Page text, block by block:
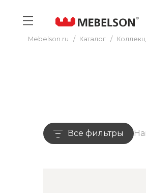
Mebelson.ru / Каталог /
Все фильтры